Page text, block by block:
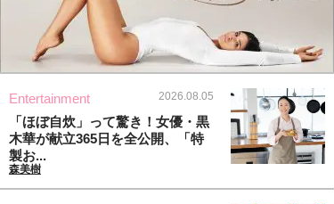
Entertainment 2026.08.05
「ほぼ自炊」って驚き！女優・黒
木華が献立365日を全公開、「特
製お...
森美樹